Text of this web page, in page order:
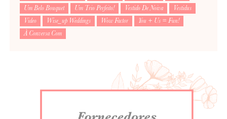
Um Belo Bouquet
Um Trio Perfeito! Vestido De Noiva
Vestidus
Video
Wise_up Weddings Wow Factor
You + Us = Fun!
À Conversa Com